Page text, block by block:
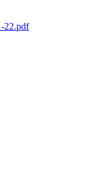
22.pdf